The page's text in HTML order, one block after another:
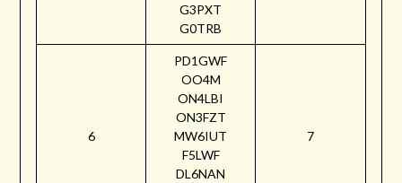
G3PXT
G0TRB
6
PD1GWF
OO4M
ON4LBI
ON3FZT
MW6IUT
F5LWF
DL6NAN
7